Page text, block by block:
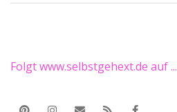
Folgt www.selbstgehext.de auf ...